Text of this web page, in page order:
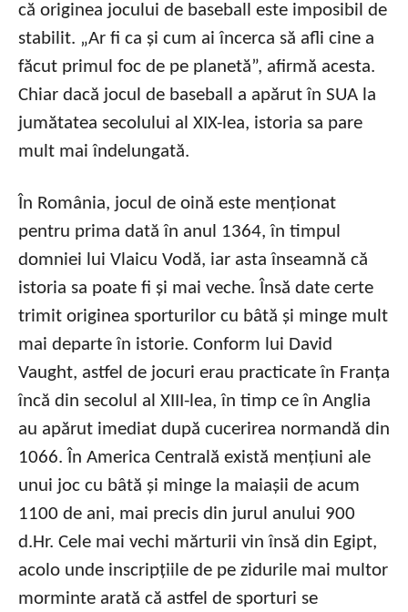
că originea jocului de baseball este imposibil de
stabilit. „Ar fi ca și cum ai încerca să afli cine a
făcut primul foc de pe planetă”, afirmă acesta.
Chiar dacă jocul de baseball a apărut în SUA la
jumătatea secolului al XIX-lea, istoria sa pare
mult mai îndelungată.
În România, jocul de oină este menționat
pentru prima dată în anul 1364, în timpul
domniei lui Vlaicu Vodă, iar asta înseamnă că
istoria sa poate fi și mai veche. Însă date certe
trimit originea sporturilor cu bâtă și minge mult
mai departe în istorie. Conform lui David
Vaught, astfel de jocuri erau practicate în Franța
încă din secolul al XIII-lea, în timp ce în Anglia
au apărut imediat după cucerirea normandă din
1066. În America Centrală există mențiuni ale
unui joc cu bâtă și minge la maiașii de acum
1100 de ani, mai precis din jurul anului 900
d.Hr. Cele mai vechi mărturii vin însă din Egipt,
acolo unde inscripțiile de pe zidurile mai multor
morminte arată că astfel de sporturi se